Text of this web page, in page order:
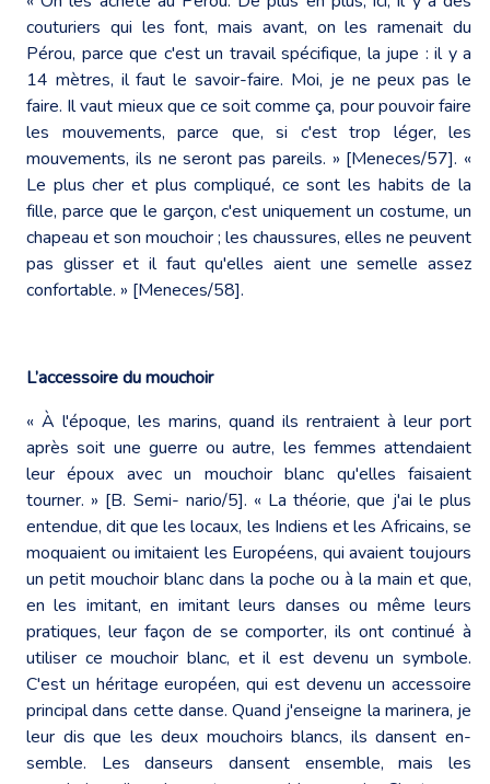
couturiers qui les font, mais avant, on les ramenait du
Pérou, parce que c'est un travail spécifique, la jupe : il y a
14 mètres, il faut le savoir-faire. Moi, je ne peux pas le
faire. Il vaut mieux que ce soit comme ça, pour pouvoir faire
les mouvements, parce que, si c'est trop léger, les
mouvements, ils ne seront pas pareils. » [Meneces/57]. «
Le plus cher et plus compliqué, ce sont les habits de la
fille, parce que le garçon, c'est uniquement un costume, un
chapeau et son mouchoir ; les chaussures, elles ne peuvent
pas glisser et il faut qu'elles aient une semelle assez
confortable. » [Meneces/58].
L’accessoire du mouchoir
« À l'époque, les marins, quand ils rentraient à leur port
après soit une guerre ou autre, les femmes attendaient
leur époux avec un mouchoir blanc qu'elles faisaient
tourner. » [B. Semi- nario/5]. « La théorie, que j'ai le plus
entendue, dit que les locaux, les Indiens et les Africains, se
moquaient ou imitaient les Européens, qui avaient toujours
un petit mouchoir blanc dans la poche ou à la main et que,
en les imitant, en imitant leurs danses ou même leurs
pratiques, leur façon de se comporter, ils ont continué à
utiliser ce mouchoir blanc, et il est devenu un symbole.
C'est un héritage européen, qui est devenu un accessoire
principal dans cette danse. Quand j'enseigne la marinera, je
leur dis que les deux mouchoirs blancs, ils dansent en-
semble. Les danseurs dansent ensemble, mais les